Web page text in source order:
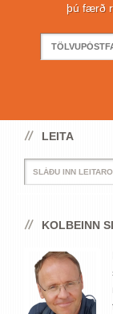
þú færð
LEITA
KOLBEINN